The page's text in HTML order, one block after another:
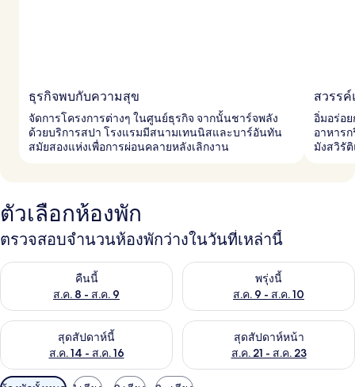
ธุรกิจพบกับความสุข
จัดการโครงการต่างๆ ในศูนย์ธุรกิจ จากนั้นชาร์จพลัง
ด้วยบริการสปา โรงแรมมีสนามเทนนิสและบาร์อันทัน
สมัยสองแห่งเพื่อการผ่อนคลายหลังเลิกงาน
สวรร
อิ่มอร่อ
อาหาร
มังสวิรั
ตัวเลือกห้องพัก
ตรวจสอบจำนวนห้องพักว่างในวันที่เหล่านี้
คืนนี้
ส.ค. 8 - ส.ค. 9
ตรวจสอบจำนวนห้องพักว่างในคืนนี้ ส.ค. 8 - ส.ค. 9พรุ่งนี้
ส.ค. 9 - ส.ค. 10
ตรวจสอบจำนวนห้องพักว่างใน
สุดสัปดาห์นี้
ส.ค. 14 - ส.ค. 16
ตรวจสอบจำนวนห้องพักว่างในสุดสัปดาห์นี้ ส.ค. 14 - ส.ค. 16
สุดสัปดาห์หน้า
ส.ค. 21 - ส.ค. 23
ตรวจสอบจำนวนห้องพักว่างใน